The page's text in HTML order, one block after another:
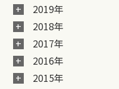
2019年
2018年
2017年
2016年
2015年